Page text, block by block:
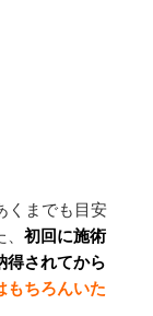
くまでも目安
初回に施術
得されてから
もちろんいた